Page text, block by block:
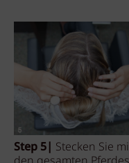
Step 5| Stecken Sie